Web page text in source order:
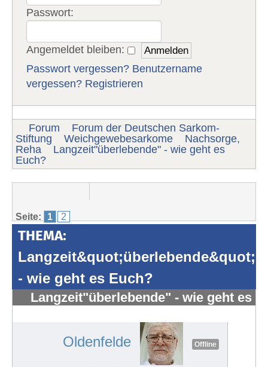
Passwort:
Angemeldet bleiben:
Passwort vergessen? Benutzername
vergessen? Registrieren
Forum
Forum der Deutschen Sarkom-
Stiftung
Weichgewebesarkome
Nachsorge,
Reha
Langzeit"überlebende" - wie geht es
Euch?
Seite: 1 2
THEMA:
Langzeit&quot;überlebende&quot;
- wie geht es Euch?
Langzeit"überlebende" - wie geht es
Oldenfelde Offline